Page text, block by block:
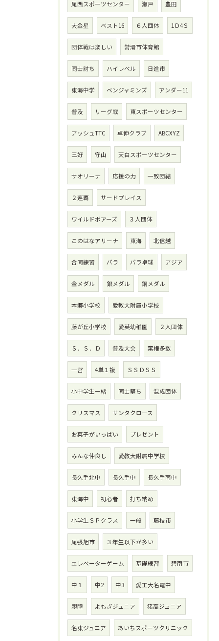
尾西スポーツセンター 瀬戸 豊田
大金星 ベスト16 ６人団体 1Ｄ4Ｓ
団体戦は楽しい 常滑市体育館
同士討ち ハイレベル 日進市
東海中学 ベンジャミンズ アンダー11
普及 リーグ戦 東スポーツセンター
アッシュTTC 卓伸クラブ ABCXYZ
三好 守山 天白スポーツセンター
サオリーナ 応援の力 一致団結
２連覇 サードプレイス
ワイルドボアーズ ３人団体
このはなアリーナ 東海 北信越
合同練習 パラ パラ卓球 アジア
金メダル 銀メダル 銅メダル
本郷小学校 愛教大附属小学校
藤が丘小学校 愛英幼稚園 ２人団体
Ｓ．Ｓ．Ｄ 普及大会 棄権多数
一宮 4単１複 ＳＳＤＳＳ
小中学生一緒 同士撃ち 混成団体
クリスマス サンタクロース
お菓子がいっぱい プレゼント
みんな仲良し 愛教大附属中学校
長久手北中 長久手中 長久手南中
東海中 初心者 打ち納め
小学生ＳＰクラス 一般 藤枝市
尾張旭市 ３年生以下が多い
エレベーターゲーム 基礎練習 碧南市
中１ 中2 中3 愛工大名電中
親睦 よもぎジュニア 猪高ジュニア
名東ジュニア あいちスポーツクリニック